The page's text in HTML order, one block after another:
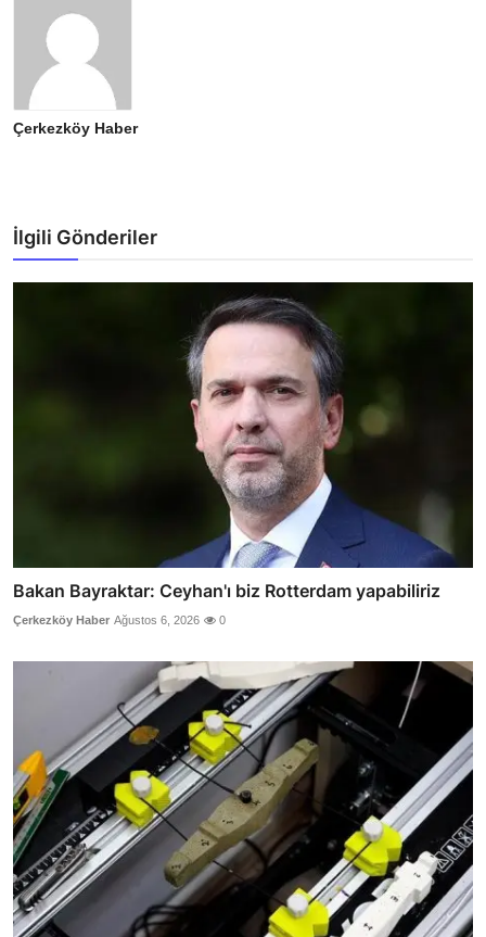
Çerkezköy Haber
İlgili Gönderiler
Bakan Bayraktar: Ceyhan'ı biz Rotterdam yapabiliriz
Çerkezköy Haber Ağustos 6, 2026 0